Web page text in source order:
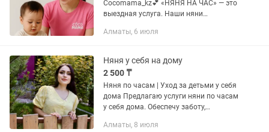
Cocomama_kz💕 «НЯНЯ НА ЧАС» — это
выездная услуга. Наши няни
время и место. Минимальный заказ —
Присмотрим за вашим...
Алматы, 6 июля
Няня у себя на дому
2 500 ₸
Няня по часам | Уход за детьми у себя
дома Предлагаю услуги няни по часам
у себя дома. Обеспечу заботу,
вашего ребенка. О себе: • Учитель
Алматы, 8 июля